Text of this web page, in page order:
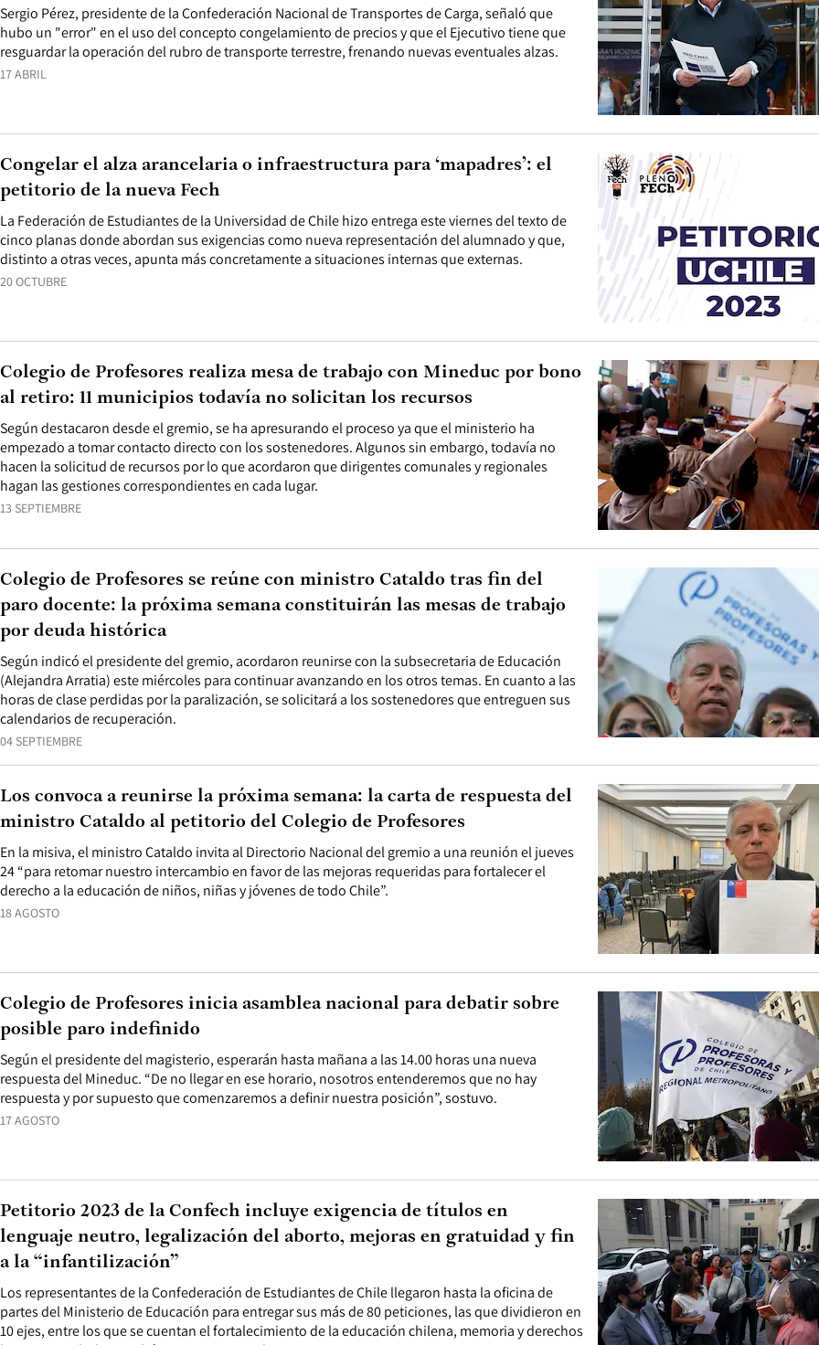
17 ABRIL
Sergio Pérez, presidente de la Confederación Nacional de Transportes de Carga, señaló que
hubo un "error" en el uso del concepto congelamiento de precios y que el Ejecutivo tiene que
resguardar la operación del rubro de transporte terrestre, frenando nuevas eventuales alzas.
20 OCTUBRE
La Federación de Estudiantes de la Universidad de Chile hizo entrega este viernes del texto de
cinco planas donde abordan sus exigencias como nueva representación del alumnado y que,
distinto a otras veces, apunta más concretamente a situaciones internas que externas.
Congelar el alza arancelaria o infraestructura para ‘mapadres’: el
petitorio de la nueva Fech
13 SEPTIEMBRE
Según destacaron desde el gremio, se ha apresurando el proceso ya que el ministerio ha
empezado a tomar contacto directo con los sostenedores. Algunos sin embargo, todavía no
hacen la solicitud de recursos por lo que acordaron que dirigentes comunales y regionales
hagan las gestiones correspondientes en cada lugar.
Colegio de Profesores realiza mesa de trabajo con Mineduc por bono
al retiro: 11 municipios todavía no solicitan los recursos
04 SEPTIEMBRE
Según indicó el presidente del gremio, acordaron reunirse con la subsecretaria de Educación
(Alejandra Arratia) este miércoles para continuar avanzando en los otros temas. En cuanto a las
horas de clase perdidas por la paralización, se solicitará a los sostenedores que entreguen sus
calendarios de recuperación.
Colegio de Profesores se reúne con ministro Cataldo tras fin del
paro docente: la próxima semana constituirán las mesas de trabajo
por deuda histórica
18 AGOSTO
En la misiva, el ministro Cataldo invita al Directorio Nacional del gremio a una reunión el jueves
24 “para retomar nuestro intercambio en favor de las mejoras requeridas para fortalecer el
derecho a la educación de niños, niñas y jóvenes de todo Chile”.
Los convoca a reunirse la próxima semana: la carta de respuesta del
ministro Cataldo al petitorio del Colegio de Profesores
17 AGOSTO
Según el presidente del magisterio, esperarán hasta mañana a las 14.00 horas una nueva
respuesta del Mineduc. “De no llegar en ese horario, nosotros entenderemos que no hay
respuesta y por supuesto que comenzaremos a definir nuestra posición”, sostuvo.
Colegio de Profesores inicia asamblea nacional para debatir sobre
posible paro indefinido
Los representantes de la Confederación de Estudiantes de Chile llegaron hasta la oficina de
partes del Ministerio de Educación para entregar sus más de 80 peticiones, las que dividieron en
10 ejes, entre los que se cuentan el fortalecimiento de la educación chilena, memoria y derechos
Petitorio 2023 de la Confech incluye exigencia de títulos en
lenguaje neutro, legalización del aborto, mejoras en gratuidad y fin
a la “infantilización”